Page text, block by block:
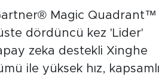
Magic Quadrant™
dördüncü kez 'Lider'
zeka destekli Xinghe
ile yüksek hız, kapsamlı